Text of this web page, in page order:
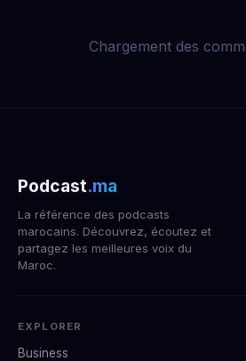
Chargement des
Podcast.ma
La référence des podcasts
marocains. Découvrez, écoutez et
partagez les meilleures voix du
Maroc.
EXPLORER
Business